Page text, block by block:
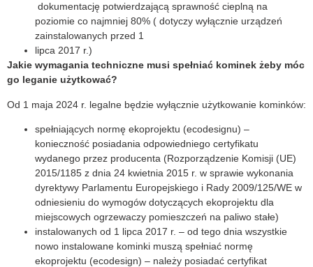
dokumentację potwierdzającą sprawność cieplną na
poziomie co najmniej 80% ( dotyczy wyłącznie urządzeń
zainstalowanych przed 1
lipca 2017 r.)
Jakie wymagania techniczne musi spełniać kominek żeby móc
go leganie użytkować?
Od 1 maja 2024 r. legalne będzie wyłącznie użytkowanie kominków:
spełniających normę ekoprojektu (ecodesignu) –
konieczność posiadania odpowiedniego certyfikatu
wydanego przez producenta (Rozporządzenie Komisji (UE)
2015/1185 z dnia 24 kwietnia 2015 r. w sprawie wykonania
dyrektywy Parlamentu Europejskiego i Rady 2009/125/WE w
odniesieniu do wymogów dotyczących ekoprojektu dla
miejscowych ogrzewaczy pomieszczeń na paliwo stałe)
instalowanych od 1 lipca 2017 r. – od tego dnia wszystkie
nowo instalowane kominki muszą spełniać normę
ekoprojektu (ecodesign) – należy posiadać certyfikat